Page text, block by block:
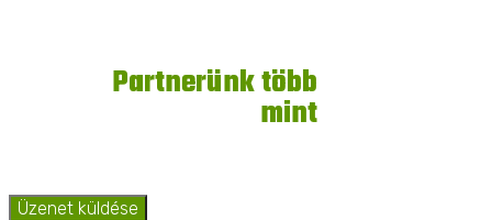
Partnerünk több
mint
Üzenet küldése